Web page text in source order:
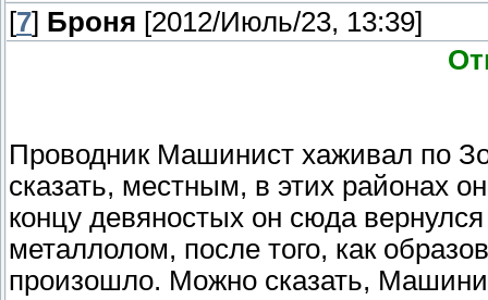
[7] Броня [2012/Июль/23, 13:39]
Проводник Машинист хаживал по
сказать, местным, в этих районах
концу девяностых он сюда
металлолом, после того, как
произошло. Можно сказать,